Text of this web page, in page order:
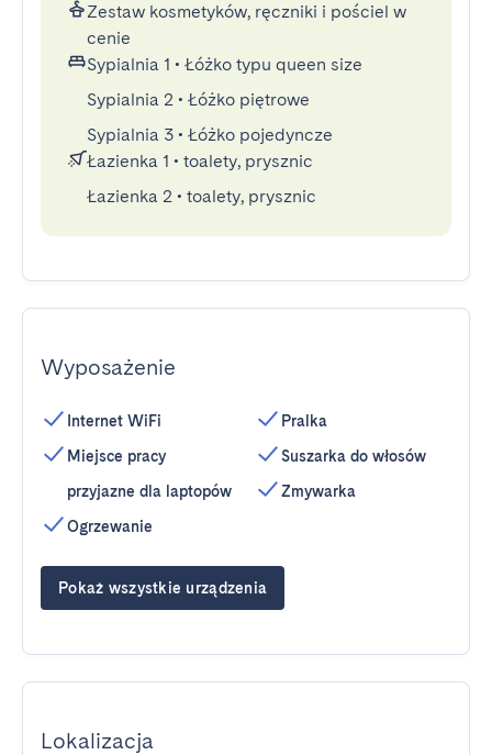
Zestaw kosmetyków, ręczniki i pościel w
cenie
Sypialnia 1 • Łóżko typu queen size
Sypialnia 2 • Łóżko piętrowe
Sypialnia 3 • Łóżko pojedyncze
Łazienka 1 • toalety, prysznic
Łazienka 2 • toalety, prysznic
Wyposażenie
Internet WiFi
Miejsce pracy
przyjazne dla laptopów
Ogrzewanie
Pralka
Suszarka do włosów
Zmywarka
Pokaż wszystkie urządzenia
Lokalizacja